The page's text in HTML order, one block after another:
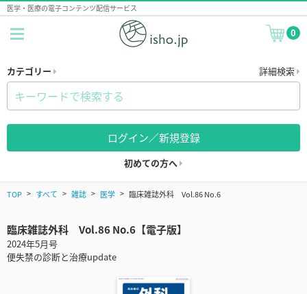
医学・医療の電子コンテンツ配信サービス
0
カテゴリー 詳細検索
ログイン／新規登録
初めての方へ
TOP すべて 雑誌 医学 臨床雑誌外科 Vol.86 No.6
臨床雑誌外科 Vol.86 No.6【電子版】
2024年5月号
便失禁の診断と治療update